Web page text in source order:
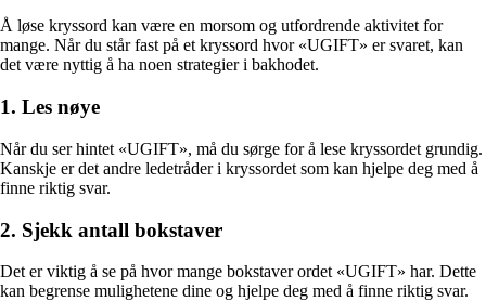
Å løse kryssord kan være en morsom og utfordrende aktivitet for
mange. Når du står fast på et kryssord hvor «UGIFT» er svaret, kan
det være nyttig å ha noen strategier i bakhodet.
1. Les nøye
Når du ser hintet «UGIFT», må du sørge for å lese kryssordet grundig.
Kanskje er det andre ledetråder i kryssordet som kan hjelpe deg med å
finne riktig svar.
2. Sjekk antall bokstaver
Det er viktig å se på hvor mange bokstaver ordet «UGIFT» har. Dette
kan begrense mulighetene dine og hjelpe deg med å finne riktig svar.